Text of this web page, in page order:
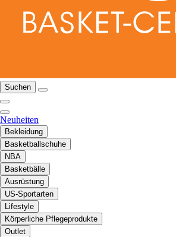
Suchen
Neuheiten
Bekleidung
Basketballschuhe
NBA
Basketbälle
Ausrüstung
US-Sportarten
Lifestyle
Körperliche Pflegeprodukte
Outlet